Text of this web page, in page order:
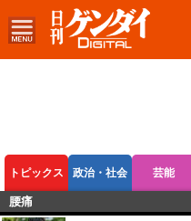
トピックス 政治・社会 芸能
ボートレース
腰痛